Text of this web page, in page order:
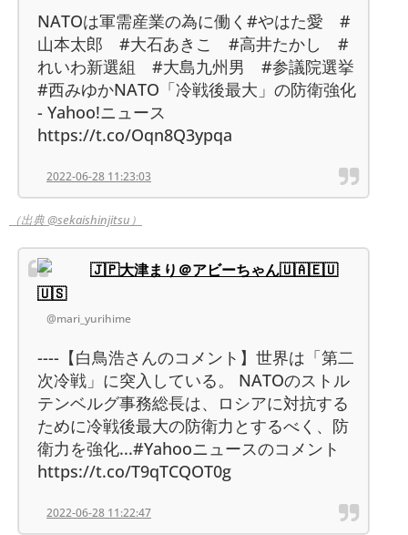
NATOは軍需産業の為に働く#やはた愛 #
山本太郎 #大石あきこ #高井たかし #
れいわ新選組 #大島九州男 #参議院選挙
#西みゆかNATO「冷戦後最大」の防衛強化
- Yahoo!ニュース
https://t.co/Oqn8Q3ypqa
2022-06-28 11:23:03
（出典 @sekaishinjitsu）
🇯🇵大津まり＠アビーちゃん🇺🇦🇪🇺
🇺🇸
@mari_yurihime
----【白鳥浩さんのコメント】世界は「第二
次冷戦」に突入している。 NATOのストル
テンベルグ事務総長は、ロシアに対抗する
ために冷戦後最大の防衛力とするべく、防
衛力を強化...#Yahooニュースのコメント
https://t.co/T9qTCQOT0g
2022-06-28 11:22:47